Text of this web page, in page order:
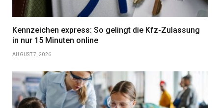
Kennzeichen express: So gelingt die Kfz-Zulassung
in nur 15 Minuten online
AUGUST 7, 2026